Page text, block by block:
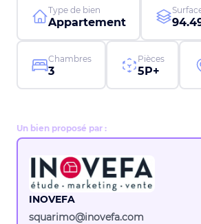
Type de bien
Appartement
Chambres
3
Pièces
5P+
Un bien proposé par :
INOVEFA
squarimo@inovefa.com